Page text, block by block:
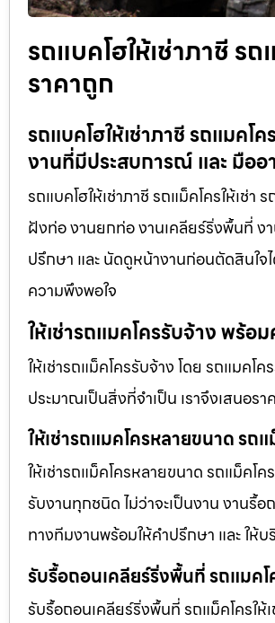
รถแบคโฮให้เช่าภาชี ร
ราคาถูก
รถแบคโฮให้เช่าภาชี รถแมคโ
งานที่มีประสบการณ์ และ มือ
รถแบคโฮให้เช่าภาชี รถแม็คโครให้เช่
ฝังท่อ งานยกท่อ งานเคลียร์ริ่งพื้นที่ ง
ปรึกษา และ นัดดูหน้างานก่อนตัดสินใ
ความพึงพอใจ
ให้เช่ารถแมคโครรับจ้าง พร้
ให้เช่ารถแม็คโครรับจ้าง โดย รถแมค
ประมาณเป็นสิ่งที่จำเป็น เราจึงเสนอ
ให้เช่ารถแมคโครหลายขนาด รถ
ให้เช่ารถแม็คโครหลายขนาด รถแม็คโ
รับงานทุกชนิด ไม่ว่าจะเป็นงาน งานรื้
ทางทีมงานพร้อมให้คำปรึกษา และ ให้บ
รับรื้อถอนเคลียร์ริ่งพื้นที่ รถแมค
รับรื้อถอนเคลียร์ริ่งพื้นที่ รถแม็คโครใ